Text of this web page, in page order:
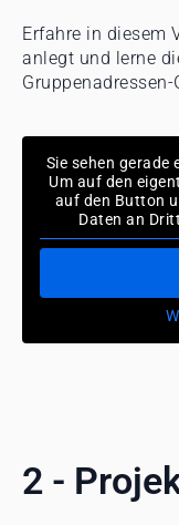
Erfahre in diesem
anlegt und lerne
Sie sehen
Um auf den
auf den Button
Daten an
2 -